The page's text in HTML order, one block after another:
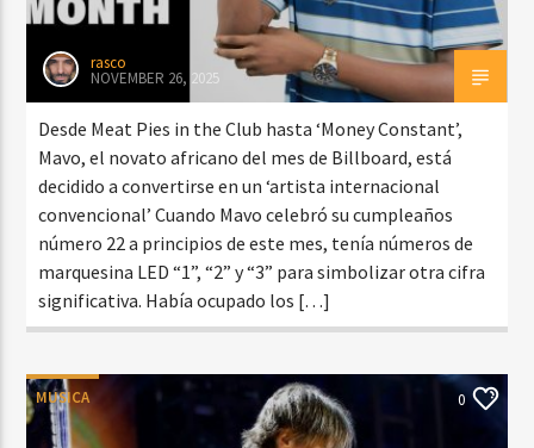
rasco
NOVEMBER 26, 2025
Desde Meat Pies in the Club hasta ‘Money Constant’,
Mavo, el novato africano del mes de Billboard, está
decidido a convertirse en un ‘artista internacional
convencional’ Cuando Mavo celebró su cumpleaños
número 22 a principios de este mes, tenía números de
marquesina LED “1”, “2” y “3” para simbolizar otra cifra
significativa. Había ocupado los […]
MUSICA 0